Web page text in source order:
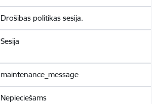
Drošības politikas sesija.
Sesija
maintenance_message
Nepieciešams